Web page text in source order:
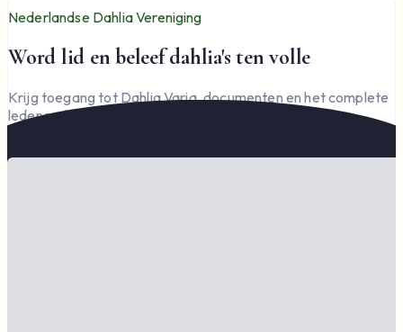
Nederlandse Dahlia Vereniging
Word lid en beleef dahlia's ten volle
Krijg toegang tot Dahlia Varia, documenten en het complete
ledengedeelte — en steun de vereniging.